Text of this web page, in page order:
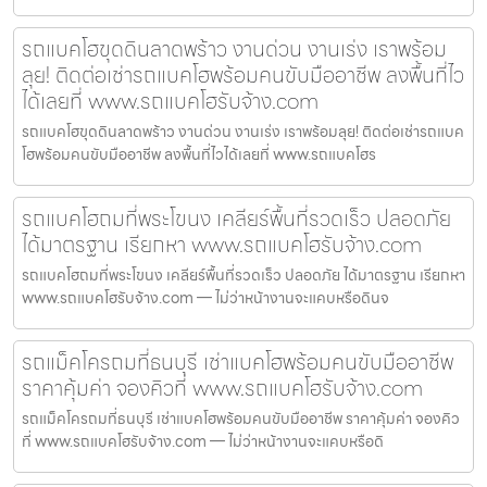
รถแบคโฮขุดดินลาดพร้าว งานด่วน งานเร่ง เราพร้อม
ลุย! ติดต่อเช่ารถแบคโฮพร้อมคนขับมืออาชีพ ลงพื้นที่ไว
ได้เลยที่ www.รถแบคโฮรับจ้าง.com
รถแบคโฮขุดดินลาดพร้าว งานด่วน งานเร่ง เราพร้อมลุย! ติดต่อเช่ารถแบค
โฮพร้อมคนขับมืออาชีพ ลงพื้นที่ไวได้เลยที่ www.รถแบคโฮร
รถแบคโฮถมที่พระโขนง เคลียร์พื้นที่รวดเร็ว ปลอดภัย
ได้มาตรฐาน เรียกหา www.รถแบคโฮรับจ้าง.com
รถแบคโฮถมที่พระโขนง เคลียร์พื้นที่รวดเร็ว ปลอดภัย ได้มาตรฐาน เรียกหา
www.รถแบคโฮรับจ้าง.com — ไม่ว่าหน้างานจะแคบหรือดินจ
รถแม็คโครถมที่ธนบุรี เช่าแบคโฮพร้อมคนขับมืออาชีพ
ราคาคุ้มค่า จองคิวที่ www.รถแบคโฮรับจ้าง.com
รถแม็คโครถมที่ธนบุรี เช่าแบคโฮพร้อมคนขับมืออาชีพ ราคาคุ้มค่า จองคิว
ที่ www.รถแบคโฮรับจ้าง.com — ไม่ว่าหน้างานจะแคบหรือดิ